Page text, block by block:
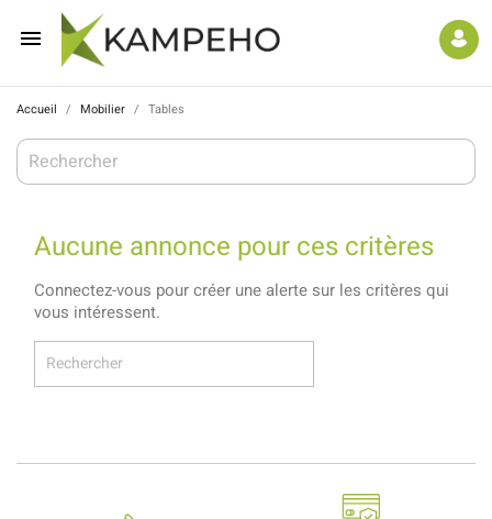

Accueil Mobilier Tables
Aucune annonce pour ces critères
Connectez-vous pour créer une alerte sur les critères qui
vous intéressent.